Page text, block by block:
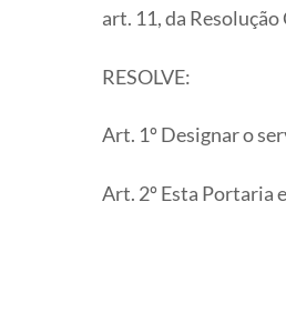
art. 11, da
RESOLVE:
Art. 1º Designar o
Art. 2º Esta Portaria